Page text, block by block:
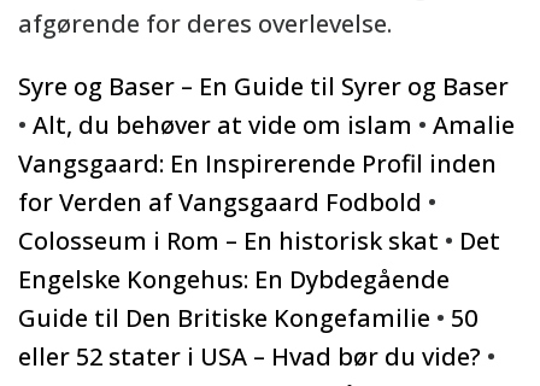
afgørende for deres overlevelse.
Syre og Baser – En Guide til Syrer og Baser
• Alt, du behøver at vide om islam • Amalie
Vangsgaard: En Inspirerende Profil inden
for Verden af Vangsgaard Fodbold •
Colosseum i Rom – En historisk skat • Det
Engelske Kongehus: En Dybdegående
Guide til Den Britiske Kongefamilie • 50
eller 52 stater i USA – Hvad bør du vide? •